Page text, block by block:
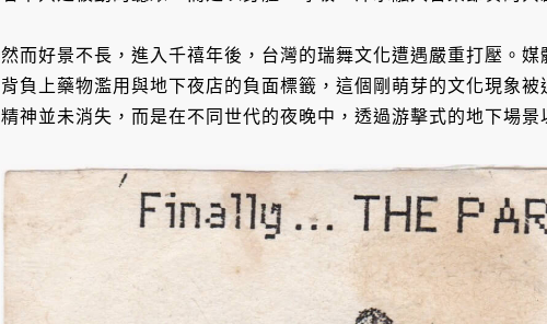
然而好景不長，進入千禧年後，台灣的瑞舞文化遭遇嚴重打壓。
背負上藥物濫用與地下夜店的負面標籤，這個剛萌芽的文化現象
精神並未消失，而是在不同世代的夜晚中，透過游擊式的地下場景